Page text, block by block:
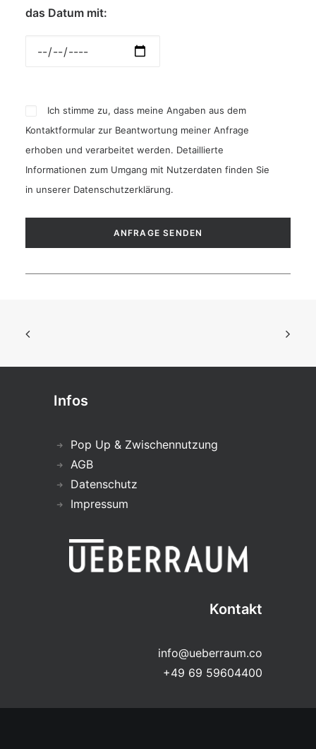
das Datum mit:
Ich stimme zu, dass meine Angaben aus dem
Kontaktformular zur Beantwortung meiner Anfrage
erhoben und verarbeitet werden. Detaillierte
Informationen zum Umgang mit Nutzerdaten finden Sie
in unserer Datenschutzerklärung.
Infos
Pop Up & Zwischennutzung
AGB
Datenschutz
Impressum
Kontakt
info@ueberraum.co
+49 69 59604400